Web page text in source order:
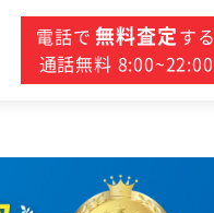
電話で 無料査定する
通話無料 8:00~22:00